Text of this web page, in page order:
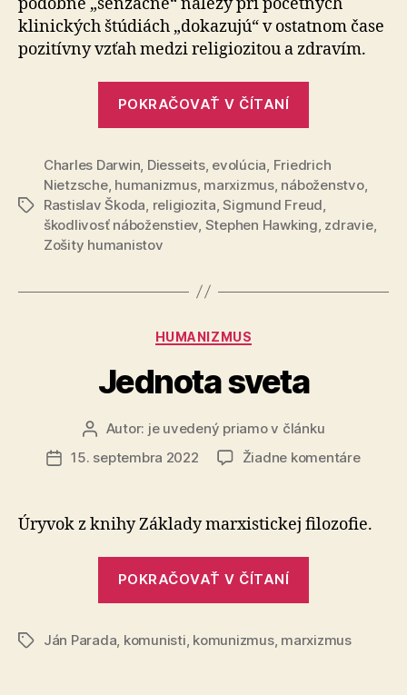
klinických štúdiách „dokazujú“ v ostatnom čase
pozitívny vzťah medzi religiozitou a zdravím.
POKRAČOVAŤ V ČÍTANÍ
Značky
Charles Darwin Diesseits, evolúcia Friedrich
Nietzsche, humanizmus, marxizmus, náboženstvo,
Rastislav Škoda religiozita ,Sigmund Freud
škodlivosť náboženstiev Stephen Hawking zdravie,
Zošity humanistov
Kategórie
HUMANIZMUS
Jednota sveta
Autor
článku
Autor: je uvedený priamo v článku
Dátum
15. septembra 2022 Žiadne komentárena
Úryvok z knihy Základy marxistickej filozofie.
POKRAČOVAŤ V ČÍTANÍ
ZnačkyJán Parada komunisti komunizmus, marxizmus